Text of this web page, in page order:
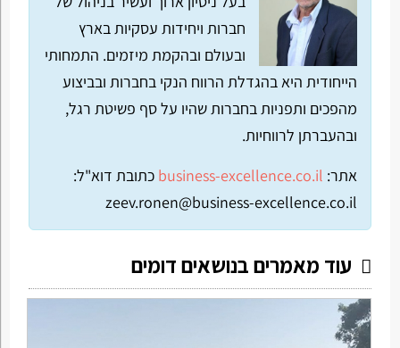
חברות ויחידות עסקיות בארץ
ובעולם ובהקמת מיזמים. התמחותי
הייחודית היא בהגדלת הרווח הנקי בחברות ובביצוע
מהפכים ותפניות בחברות שהיו על סף פשיטת רגל,
ובהעברתן לרווחיות.
אתר: business-excellence.co.il כתובת דוא"ל:
zeev.ronen@business-excellence.co.il
עוד מאמרים בנושאים דומים